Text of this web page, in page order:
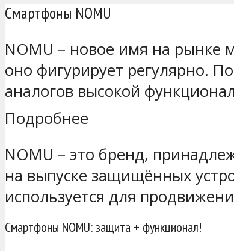
Смартфоны NOMU
NOMU – новое имя на рынке
оно фигурирует регулярно.
аналогов высокой
Подробнее
NOMU – это бренд,
на выпуске защищённых
используется для
Смартфоны NOMU: защита + функционал!